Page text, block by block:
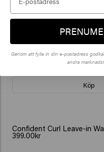
Climate Control
299.00kr
Köp
Confident Curl Leave-in
399.00kr
Genom att fylla in din e-postadress
andra